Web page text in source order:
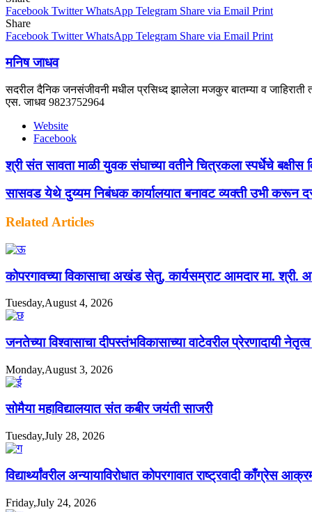
Facebook Twitter WhatsApp Telegram Share via Email Print
Share
Facebook Twitter WhatsApp Telegram Share via Email Print
मनिष जाधव
सदरील दैनिक जनसंजीवनी मधील प्रसिध्द झालेला मजकुर बातम्या व
एस. जाधव 9823752964
Website
Facebook
श्री संत सावता माळी युवक संघाच्या वतीने चित्रकला स्पर्धेचे बक्षीस
सासवड येथे दुय्यम निबंधक कार्यालयात बनावट व्यक्ती उभी करून
Related Articles
कोपरगावच्या विकासाचा अखंड सेतु, कार्यसम्राट आमदार मा. श्री.
Tuesday,August 4, 2026
जनतेच्या विश्वासाचा दीपस्तंभविकासाच्या वाटेवरील प्रेरणादायी
Monday,August 3, 2026
सोमैया महाविद्यालयात संत कबीर जयंती साजरी
Tuesday,July 28, 2026
विद्यार्थ्यांवरील अन्यायाविरोधात कोपरगावात राष्ट्रवादी काँग्रेस
Friday,July 24, 2026